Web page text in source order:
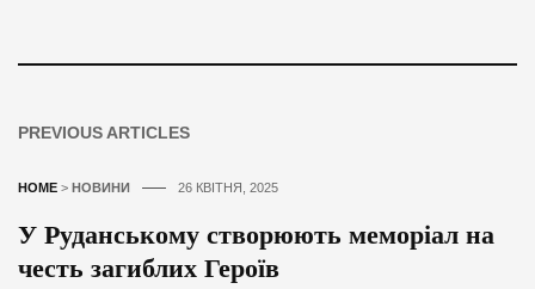
PREVIOUS ARTICLES
HOME > НОВИНИ 26 КВІТНЯ, 2025
У Руданському створюють меморіал на
честь загиблих Героїв